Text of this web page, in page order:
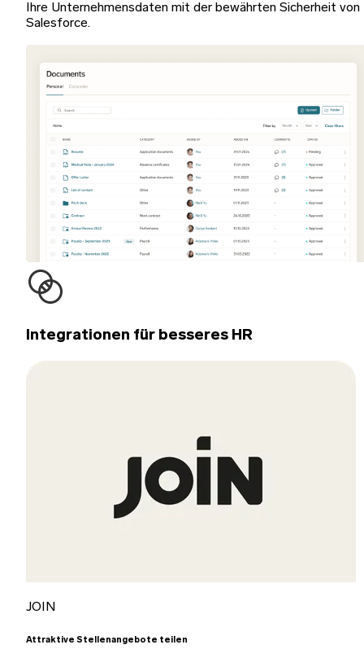
Ihre Unternehmensdaten mit der bewährten Sicherheit von
Salesforce.
Integrationen für besseres HR
JOIN
Attraktive Stellenangebote teilen